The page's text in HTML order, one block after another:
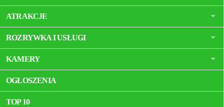
ATRAKCJE
ROZRYWKA I USŁUGI
KAMERY
OGŁOSZENIA
TOP 10